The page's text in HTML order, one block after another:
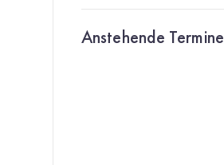
Anstehende Termine